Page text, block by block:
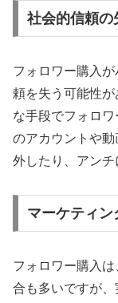
社会的信頼の
フォロワー購入
頼を失う可能性
な手段でフォロ
のアカウントや
外したり、アンチ
マーケティ
フォロワー購入
合も多いですが